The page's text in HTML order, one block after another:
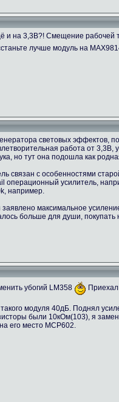
и на 3,3В?! Смещение рабочей
лучше модуль на
световых эффектов,
работа от 3,3В,
но тут она подошла как
связан с особенностями
операционный усилитель,
например.
максимальное
больше для души, покупать
убогий LM358
модуля 40дБ. Поднял
были 10кОм(103), я
его место MCP602.